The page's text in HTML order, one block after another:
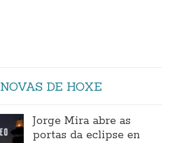
NOVAS DE HOXE
Jorge Mira abre as
portas da eclipse en